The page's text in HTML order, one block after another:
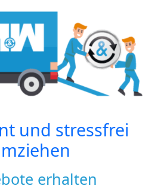
und stressfrei
erhalten